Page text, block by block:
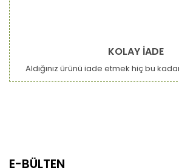
Gönder
KOLAY İADE
Aldığınız ürünü iade etmek hiç bu
E-BÜLTEN